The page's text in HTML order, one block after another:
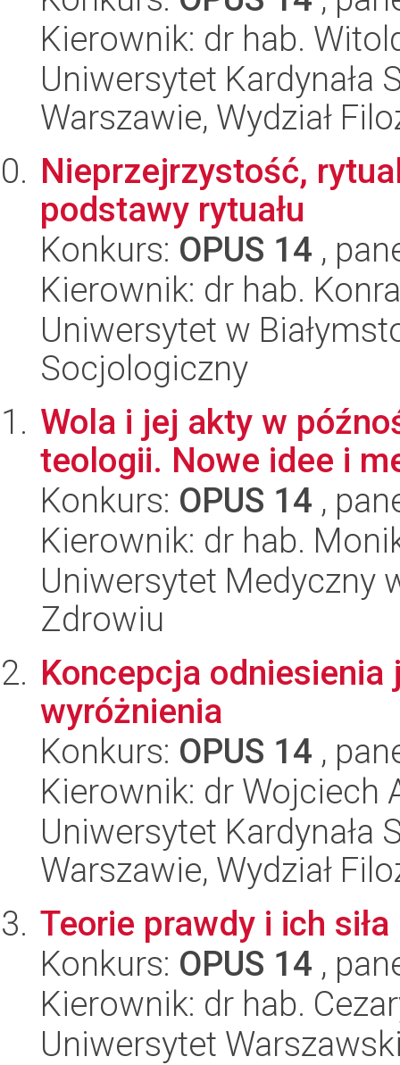
Kierownik: dr hab.
Uniwersytet Kardynała
Warszawie, Wydział
Nieprzejrzystość,
podstawy rytuału
Konkurs: OPUS 14 ,
Kierownik: dr hab.
Uniwersytet w
Socjologiczny
Wola i jej akty w
teologii. Nowe idee i
Konkurs: OPUS 14 ,
Kierownik: dr hab.
Uniwersytet Medyczny
Zdrowiu
Koncepcja
wyróżnienia
Konkurs: OPUS 14 ,
Kierownik: dr Wojciech
Uniwersytet Kardynała
Warszawie, Wydział
Teorie prawdy i ich siła
Konkurs: OPUS 14 ,
Kierownik: dr hab.
Uniwersytet